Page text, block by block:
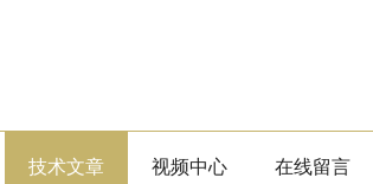
技术文章 视频中心 在线留言